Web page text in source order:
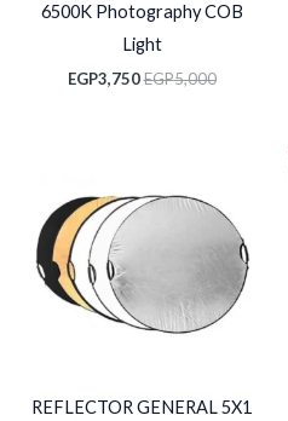
6500K Photography COB
Light
EGP5,000
EGP3,750
REFLECTOR GENERAL 5X1